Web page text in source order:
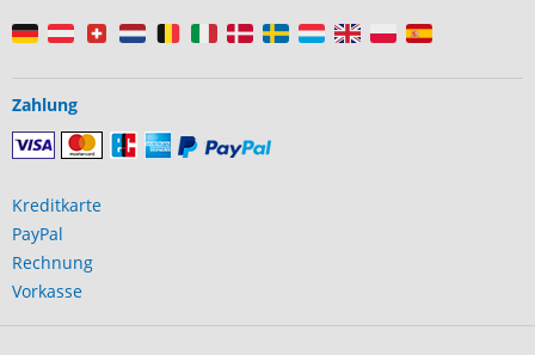
Zahlung
Kreditkarte
PayPal
Rechnung
Vorkasse